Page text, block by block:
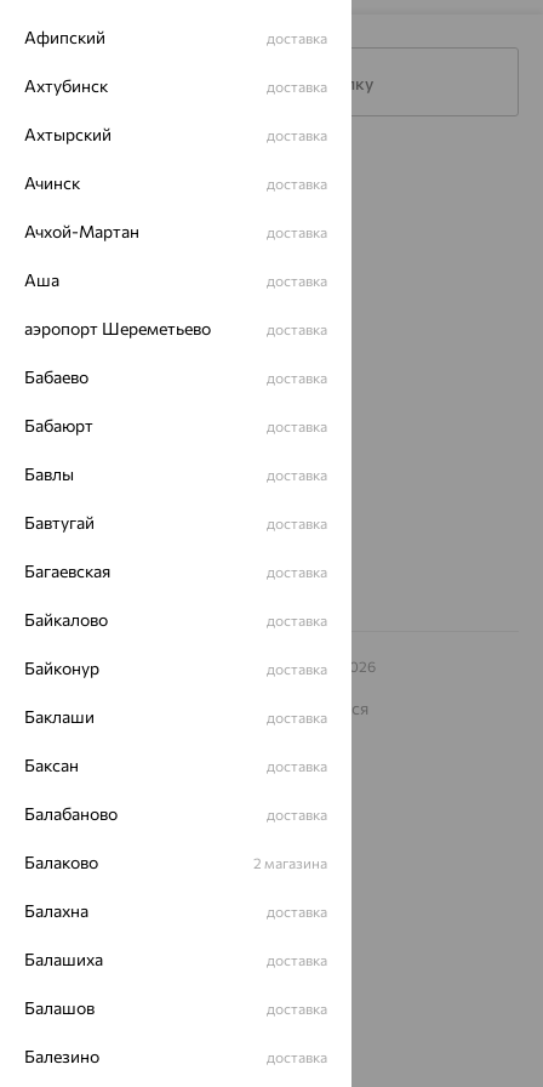
Подписаться на рассылку
Магазины и доставка г. Липецк
ул. Зегеля, 27/2
Другие города
Заказать звонок
© ООО «Ювелирный дом «Кристалл»,2009 – 2026
На информационном ресурсе применяются
рекомендательные технологии
ОГРН 1044800168379
Разработка сайта —
Афипский доставка
Ахтубинск доставка
Ахтырский доставка
Ачинск доставка
Ачхой-Мартан доставка
Аша доставка
аэропорт Шереметьево доставка
Бабаево доставка
Бабаюрт доставка
Бавлы доставка
Бавтугай доставка
Багаевская доставка
Байкалово доставка
Байконур доставка
Баклаши доставка
Баксан доставка
Балабаново доставка
Балаково 2 магазина
Балахна доставка
Балашиха доставка
Балашов доставка
Балезино доставка